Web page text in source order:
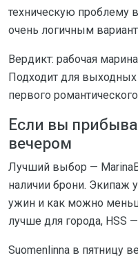
техническую проблему
очень логичным
Вердикт: рабочая
Подходит для
первого
Если вы
вечером
Лучший выбор —
наличии брони. Экипаж
ужин и как можно
лучше для города, HSS
Suomenlinna в пятницу